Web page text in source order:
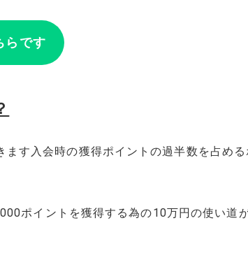
らです
す入会時の獲得ポイントの過半数を占め
ポイントを獲得する為の10万円の使い道